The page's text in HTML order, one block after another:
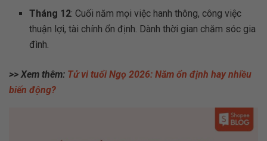
Tháng 12: Cuối năm mọi việc hanh thông, công việc
thuận lợi, tài chính ổn định. Dành thời gian chăm sóc gia
đình.
>> Xem thêm: Tử vi tuổi Ngọ 2026: Năm ổn định hay nhiều
biến động?